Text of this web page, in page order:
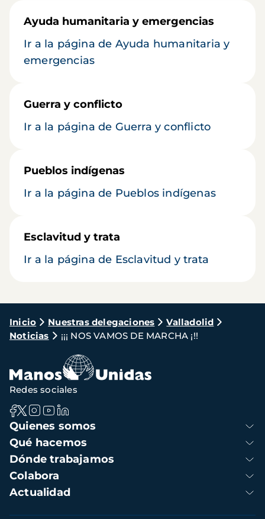
Ayuda humanitaria y emergencias
Ir a la página de Ayuda humanitaria y
emergencias
Guerra y conflicto
Ir a la página de Guerra y conflicto
Pueblos indígenas
Ir a la página de Pueblos indígenas
Esclavitud y trata
Ir a la página de Esclavitud y trata
Ruta
de
navegación
Inicio Nuestras delegaciones
Valladolid
Noticias
¡¡¡ NOS VAMOS DE MARCHA ¡!!
Navegación
principal
Quienes somos
Qué hacemos
Dónde trabajamos
Colabora
Actualidad
Redes sociales